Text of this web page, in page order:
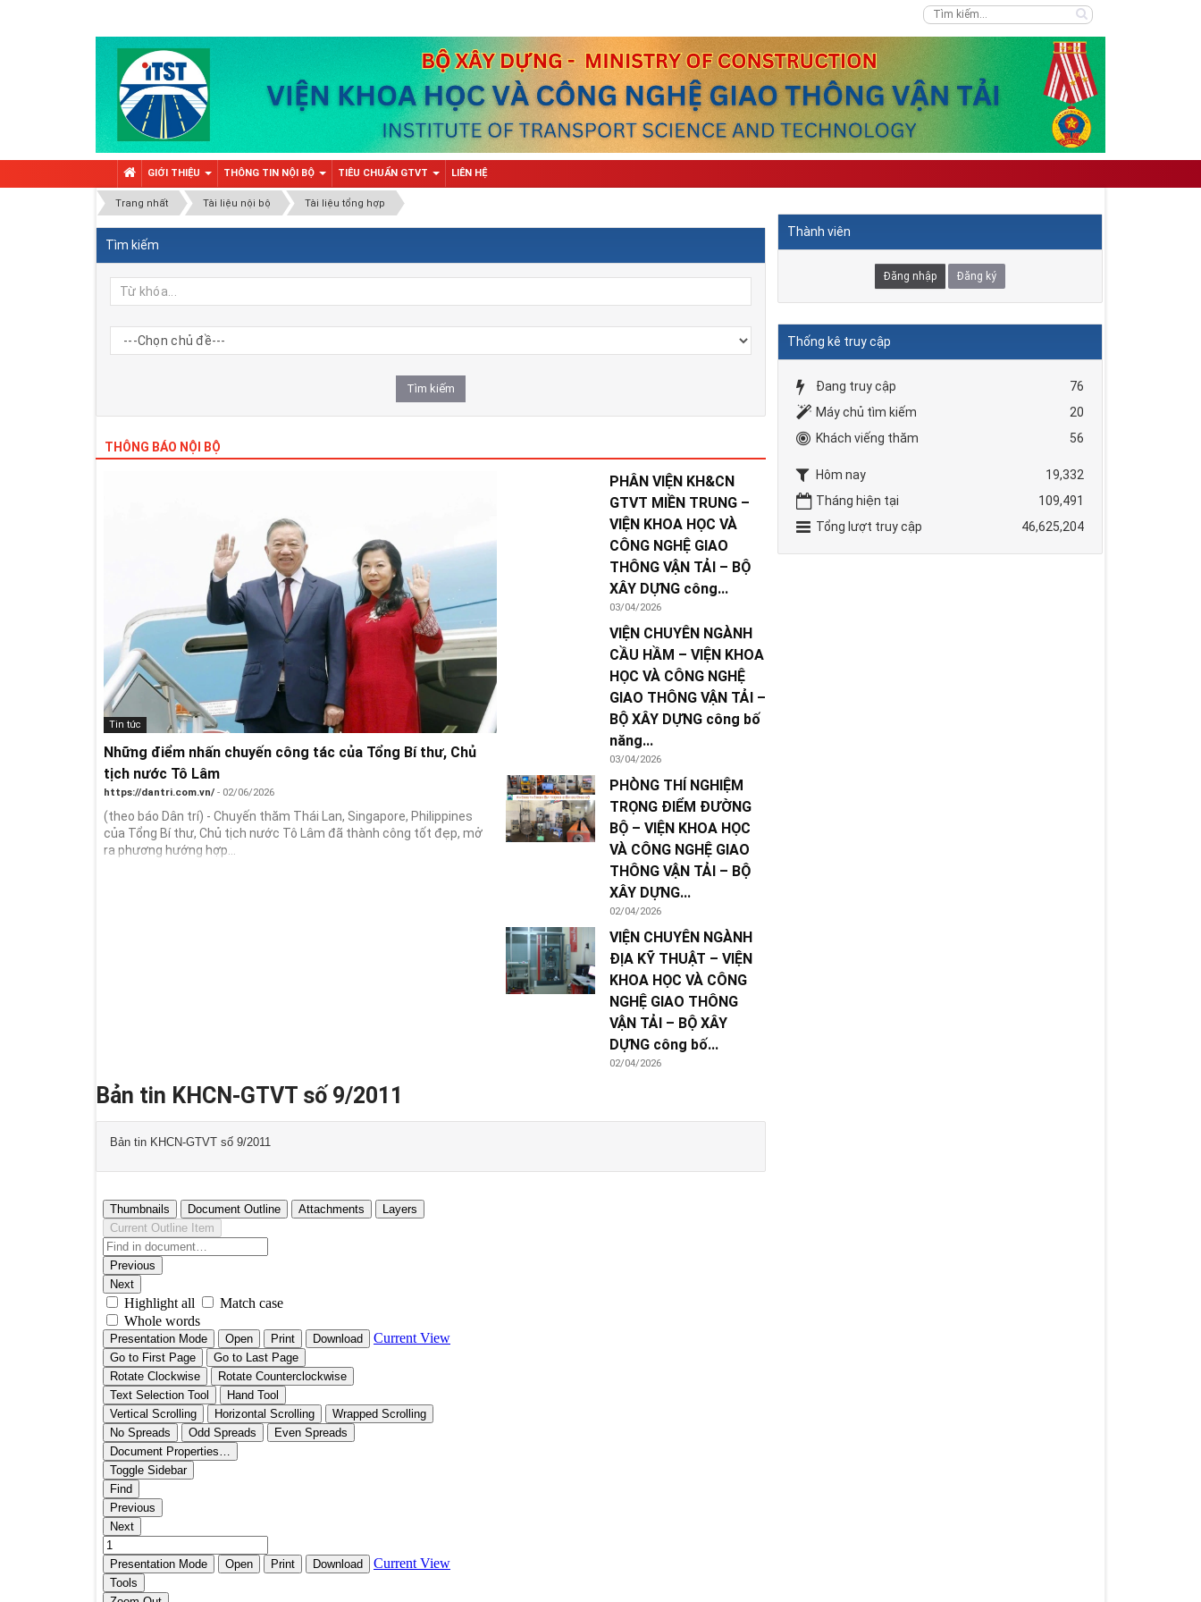
GIỚI THIỆU THÔNG TIN NỘI BỘ TIÊU CHUẨN GTVT LIÊN HỆ
Trang nhất Tài liệu nội bộ Tài liệu tổng hợp
Tìm kiếm
THÔNG BÁO NỘI BỘ
Tin tức
Những điểm nhấn chuyến công tác của Tổng Bí thư, Chủ
tịch nước Tô Lâm
https://dantri.com.vn/ - 02/06/2026
(theo báo Dân trí) - Chuyến thăm Thái Lan, Singapore, Philippines
của Tổng Bí thư, Chủ tịch nước Tô Lâm đã thành công tốt đẹp, mở
ra phương hướng hợp...
PHÂN VIỆN KH&CN
GTVT MIỀN TRUNG –
VIỆN KHOA HỌC VÀ
CÔNG NGHỆ GIAO
THÔNG VẬN TẢI – BỘ
XÂY DỰNG công...
03/04/2026
VIỆN CHUYÊN NGÀNH
CẦU HẦM – VIỆN KHOA
HỌC VÀ CÔNG NGHỆ
GIAO THÔNG VẬN TẢI –
BỘ XÂY DỰNG công bố
năng...
03/04/2026
PHÒNG THÍ NGHIỆM
TRỌNG ĐIỂM ĐƯỜNG
BỘ – VIỆN KHOA HỌC
VÀ CÔNG NGHỆ GIAO
THÔNG VẬN TẢI – BỘ
XÂY DỰNG...
02/04/2026
VIỆN CHUYÊN NGÀNH
ĐỊA KỸ THUẬT – VIỆN
KHOA HỌC VÀ CÔNG
NGHỆ GIAO THÔNG
VẬN TẢI – BỘ XÂY
DỰNG công bố...
02/04/2026
Bản tin KHCN-GTVT số 9/2011
Bản tin KHCN-GTVT số 9/2011
Thành viên
Đăng nhập Đăng ký
Thống kê truy cập
Đang truy cập
76
Máy chủ tìm kiếm
20
Khách viếng thăm
56
Hôm nay
19,332
Tháng hiện tại
109,491
Tổng lượt truy cập
46,625,204